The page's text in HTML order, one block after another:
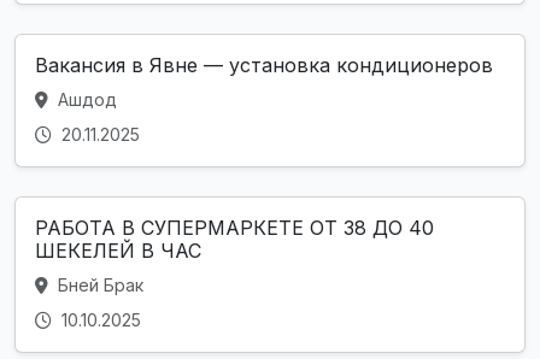
Вакансия в Явне — установка кондиционеров
Ашдод
20.11.2025
РАБОТА В СУПЕРМАРКЕТЕ ОТ 38 ДО 40
ШЕКЕЛЕЙ В ЧАС
Бней Брак
10.10.2025